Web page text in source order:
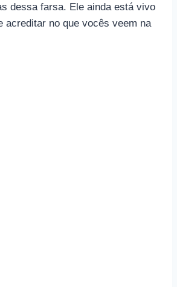
dessa farsa. Ele ainda está vivo
acreditar no que vocês veem na